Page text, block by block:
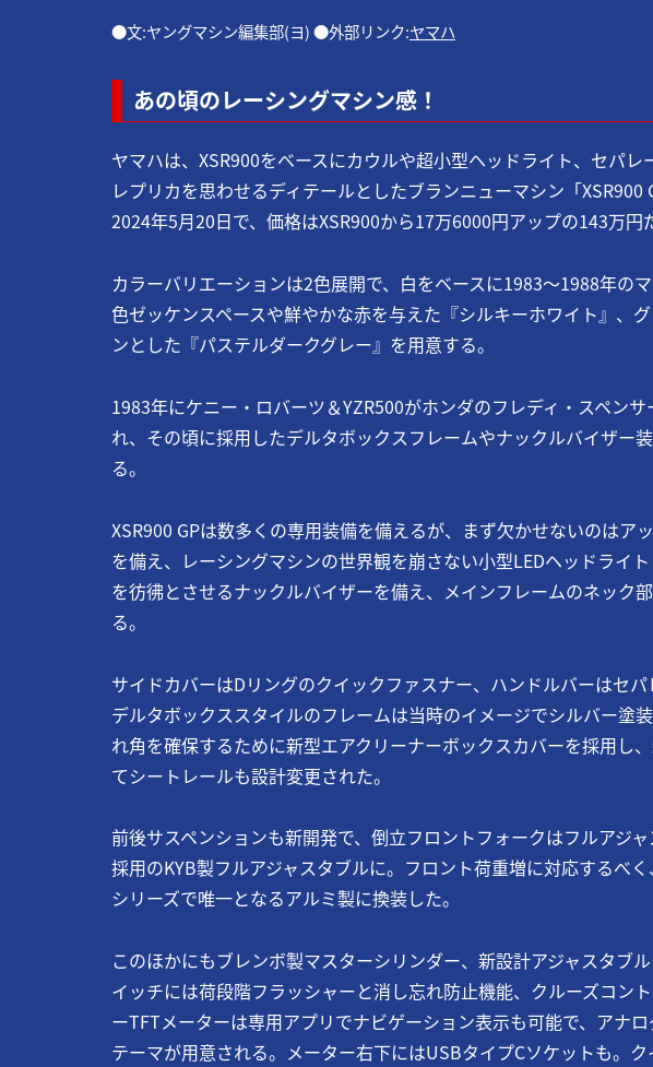
●文:ヤングマシン編集部(ヨ) ●外部リンク:ヤマハ
あの頃のレーシングマシン感！
ヤマハは、XSR900をベースにカウルや超小型ヘッドライト、セパ
レプリカを思わせるディテールとしたブランニューマシン「
2024年5月20日で、価格はXSR900から17万6000円アップの143万円
カラーバリエーションは2色展開で、白をベースに1983～1988年の
色ゼッケンスペースや鮮やかな赤を与えた『シルキーホワイト』、
ンとした『パステルダークグレー』を用意する。
1983年にケニー・ロバーツ＆YZR500がホンダのフレディ・スペン
れ、その頃に採用したデルタボックスフレームやナックルバイザー
る。
XSR900 GPは数多くの専用装備を備えるが、まず欠かせないのはア
を備え、レーシングマシンの世界観を崩さない小型LEDヘッドライ
を彷彿とさせるナックルバイザーを備え、メインフレームのネック
る。
サイドカバーはDリングのクイックファスナー、ハンドルバーはセ
デルタボックススタイルのフレームは当時のイメージでシルバー塗
れ角を確保するために新型エアクリーナーボックスカバーを採用し
てシートレールも設計変更された。
前後サスペンションも新開発で、倒立フロントフォークはフルアジ
採用のKYB製フルアジャスタブルに。フロント荷重増に対応するべ
シリーズで唯一となるアルミ製に換装した。
このほかにもブレンボ製マスターシリンダー、新設計アジャスタブ
イッチには荷段階フラッシャーと消し忘れ防止機能、クルーズコン
ーTFTメーターは専用アプリでナビゲーション表示も可能で、アナ
テーマが用意される。メーター右下にはUSBタイプCソケットも。